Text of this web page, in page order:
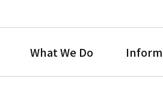
What We Do